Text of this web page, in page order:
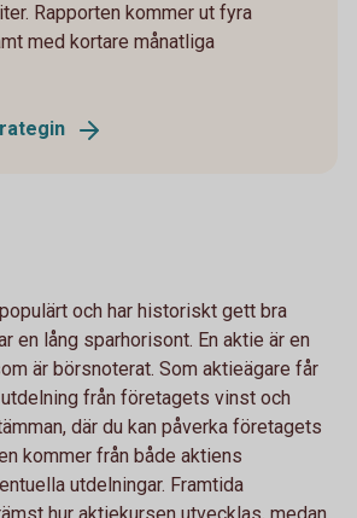
Rapporten kommer ut fyra
med kortare månatliga
och har historiskt gett bra
en lång sparhorisont. En aktie är en
är börsnoterat. Som aktieägare får
från företagets vinst och
där du kan påverka företagets
kommer från både aktiens
utdelningar. Framtida